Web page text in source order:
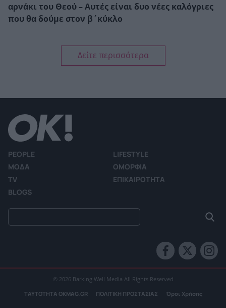
αρνάκι του Θεού – Αυτές είναι δυο νέες καλόγριες
που θα δούμε στον β΄κύκλο
Δείτε περισσότερα
PEOPLE
LIFESTYLE
ΜΟΔΑ
ΟΜΟΡΦΙΑ
TV
ΕΠΙΚΑΙΡΟΤΗΤΑ
BLOGS
© 2026 Barking Well Media All Rights Reserved
ΤΑΥΤΟΤΗΤΑ OKMAG.GR ΠΟΛΙΤΙΚΗ ΠΡΟΣΤΑΣΙΑΣ Όροι Χρήσης